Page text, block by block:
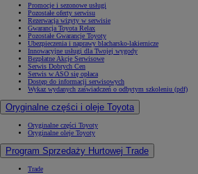
Promocje i sezonowe usługi
Pozostałe oferty serwisu
Rezerwacja wizyty w serwisie
Gwarancja Toyota Relax
Pozostałe Gwarancje Toyoty
Ubezpieczenia i naprawy blacharsko-lakiernicze
Innowacyjne usługi dla Twojej wygody
Bezpłatne Akcje Serwisowe
Serwis Dobrych Cen
Serwis w ASO się opłaca
Dostęp do informacji serwisowych
Wykaz wydanych zaświadczeń o odbytym szkoleniu (pdf)
Oryginalne części i oleje Toyota
Oryginalne części Toyoty
Oryginalne oleje Toyoty
Program Sprzedaży Hurtowej Trade
Trade